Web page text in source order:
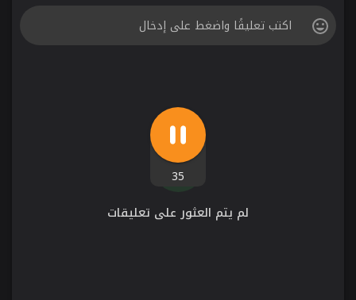
35
لم يتم العثور على تعليقات